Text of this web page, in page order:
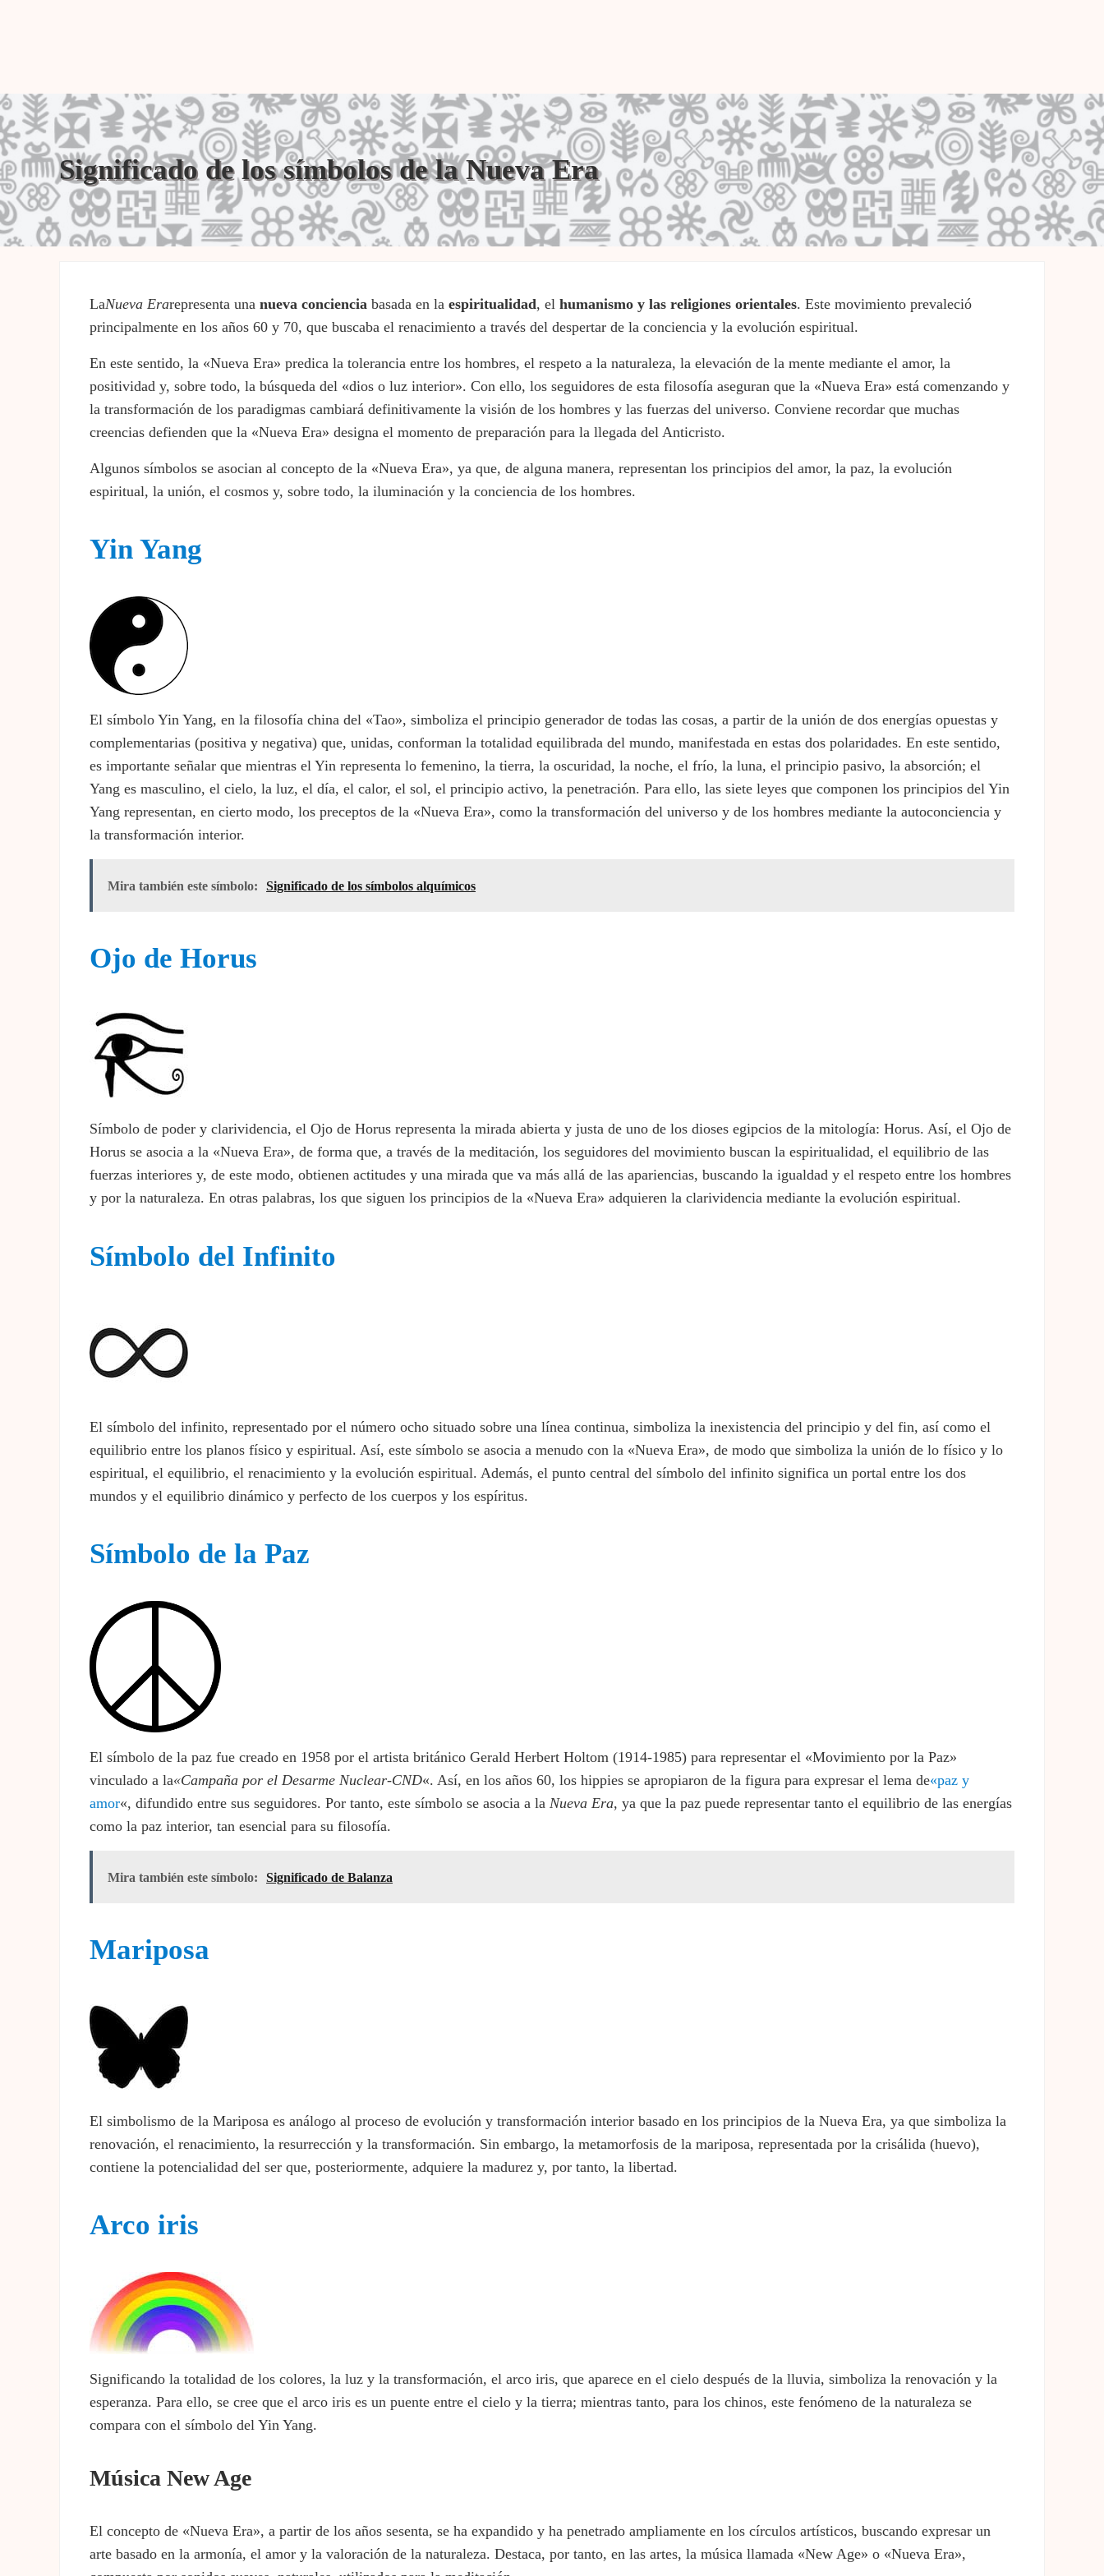
Significado de los símbolos de la Nueva Era
LaNueva Erarepresenta unanueva conciencia basada en laespiritualidad, elhumanismo ylas religiones orientales. Este movimiento prevaleció
principalmente en los años 60 y 70, que buscaba el renacimiento a través del despertar de la conciencia y la evolución espiritual.
En este sentido, la «Nueva Era» predica la tolerancia entre los hombres, el respeto a la naturaleza, la elevación de la mente mediante el amor, la
positividad y, sobre todo, la búsqueda del «dios o luz interior». Con ello, los seguidores de esta filosofía aseguran que la «Nueva Era» está comenzando y
la transformación de los paradigmas cambiará definitivamente la visión de los hombres y las fuerzas del universo. Conviene recordar que muchas
creencias defienden que la «Nueva Era» designa el momento de preparación para la llegada del Anticristo.
Algunos símbolos se asocian al concepto de la «Nueva Era», ya que, de alguna manera, representan los principios del amor, la paz, la evolución
espiritual, la unión, el cosmos y, sobre todo, la iluminación y la conciencia de los hombres.
Yin Yang
El símbolo Yin Yang, en la filosofía china del «Tao», simboliza el principio generador de todas las cosas, a partir de la unión de dos energías opuestas y
complementarias (positiva y negativa) que, unidas, conforman la totalidad equilibrada del mundo, manifestada en estas dos polaridades. En este sentido,
es importante señalar que mientras el Yin representa lo femenino, la tierra, la oscuridad, la noche, el frío, la luna, el principio pasivo, la absorción; el
Yang es masculino, el cielo, la luz, el día, el calor, el sol, el principio activo, la penetración. Para ello, las siete leyes que componen los principios del Yin
Yang representan, en cierto modo, los preceptos de la «Nueva Era», como la transformación del universo y de los hombres mediante la autoconciencia y
la transformación interior.
Mira también este símbolo: Significado de los símbolos alquímicos
Ojo de Horus
Símbolo de poder y clarividencia, el Ojo de Horus representa la mirada abierta y justa de uno de los dioses egipcios de la mitología: Horus. Así, el Ojo de
Horus se asocia a la «Nueva Era», de forma que, a través de la meditación, los seguidores del movimiento buscan la espiritualidad, el equilibrio de las
fuerzas interiores y, de este modo, obtienen actitudes y una mirada que va más allá de las apariencias, buscando la igualdad y el respeto entre los hombres
y por la naturaleza. En otras palabras, los que siguen los principios de la «Nueva Era» adquieren la clarividencia mediante la evolución espiritual.
Símbolo del Infinito
El símbolo del infinito, representado por el número ocho situado sobre una línea continua, simboliza la inexistencia del principio y del fin, así como el
equilibrio entre los planos físico y espiritual. Así, este símbolo se asocia a menudo con la «Nueva Era», de modo que simboliza la unión de lo físico y lo
espiritual, el equilibrio, el renacimiento y la evolución espiritual. Además, el punto central del símbolo del infinito significa un portal entre los dos
mundos y el equilibrio dinámico y perfecto de los cuerpos y los espíritus.
Símbolo de la Paz
El símbolo de la paz fue creado en 1958 por el artista británico Gerald Herbert Holtom (1914-1985) para representar el «Movimiento por la Paz»
vinculado a la«Campaña por el Desarme Nuclear-CND«. Así, en los años 60, los hippies se apropiaron de la figura para expresar el lema de«paz y
amor«, difundido entre sus seguidores. Por tanto, este símbolo se asocia a laNueva Era, ya que la paz puede representar tanto el equilibrio de las energías
como la paz interior, tan esencial para su filosofía.
Mira también este símbolo: Significado de Balanza
Mariposa
El simbolismo de la Mariposa es análogo al proceso de evolución y transformación interior basado en los principios de la Nueva Era, ya que simboliza la
renovación, el renacimiento, la resurrección y la transformación. Sin embargo, la metamorfosis de la mariposa, representada por la crisálida (huevo),
contiene la potencialidad del ser que, posteriormente, adquiere la madurez y, por tanto, la libertad.
Arco iris
Significando la totalidad de los colores, la luz y la transformación, el arco iris, que aparece en el cielo después de la lluvia, simboliza la renovación y la
esperanza. Para ello, se cree que el arco iris es un puente entre el cielo y la tierra; mientras tanto, para los chinos, este fenómeno de la naturaleza se
compara con el símbolo del Yin Yang.
Música New Age
El concepto de «Nueva Era», a partir de los años sesenta, se ha expandido y ha penetrado ampliamente en los círculos artísticos, buscando expresar un
arte basado en la armonía, el amor y la valoración de la naturaleza. Destaca, por tanto, en las artes, la música llamada «New Age» o «Nueva Era»,